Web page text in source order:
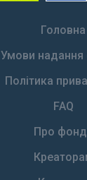
Головна
Умови надання
Політика
FAQ
Про